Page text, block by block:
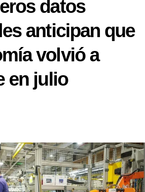
datos
anticipan que
volvió a
en julio